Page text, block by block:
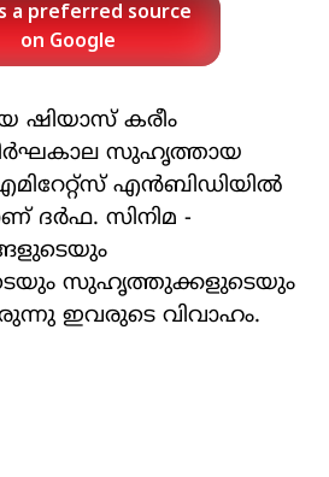
a preferred source
on Google
ഷിയാസ് കരീം
സുഹൃത്തായ
എൻബിഡിയിൽ
ദർഫ. സിനിമ -
സുഹൃത്തുക്കളുടെയും
ഇവരുടെ വിവാഹം.